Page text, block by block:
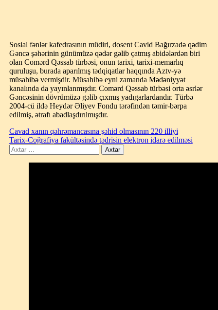
Sosial fənlər kafedrasının müdiri, dosent Cavid Bağırzadə qədim
Gəncə şəhərinin günümüzə qədər gəlib çatmış abidələrdən biri
olan Comərd Qəssab türbəsi, onun tarixi, tarixi-memarlıq
quruluşu, burada aparılmış tədqiqatlar haqqında Aztv-yə
müsahibə vermişdir. Müsahibə eyni zamanda Mədəniyyət
kanalında da yayınlanmışdır. Comərd Qəssab türbəsi orta əsrlər
Gəncəsinin dövrümüzə gəlib çıxmış yadıgarlardandır. Türbə
2004-cü ildə Heydər Əliyev Fondu tərəfindən təmir-bərpa
edilmiş, ətrafı abadlaşdırılmışdır.
Cavad xanın qəhrəmancasına şəhid olmasının 220 illiyi
Tarix-Coğrafiya fakültəsində tədrisin elektron idarə edilməsi